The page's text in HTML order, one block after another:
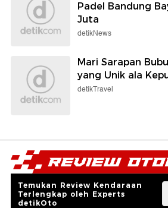
Padel Bandung
Juta
detikNews
Mari Sarapan
yang Unik ala
detikTravel
Temukan Review Kendaraan
Terlengkap oleh Experts
detikOto